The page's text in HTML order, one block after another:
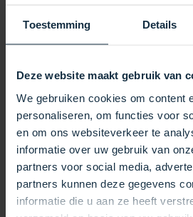
Toestemming Details
Deze website maakt gebruik van
We gebruiken cookies om content
personaliseren, om functies voor
en om ons websiteverkeer te
informatie over uw gebruik van
partners voor social media,
partners kunnen deze gegevens
informatie die u aan ze heeft
Weitgehend kompatibel:
Balboa, HydroQuip, Gecko,
Einfache Installation: Befestigung
Muttern.
Technische Daten:
Spezifikationsdetails
Produkttyp Heizelement
Material Titan
Leistung 2,0 kW
Ampere 8,0 – 8,5